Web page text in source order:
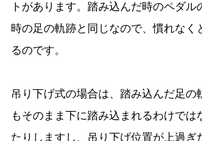
トがあります。踏み込んだ時のペダル
時の足の軌跡と同じなので、慣れなく
るのです。
吊り下げ式の場合は、踏み込んだ足の
もそのまま下に踏み込まれるわけでは
たりしますし、吊り下げ位置が上過ぎ